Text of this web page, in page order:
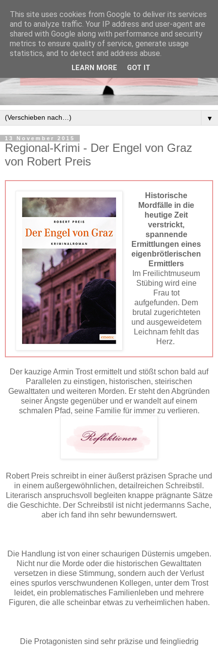
▼
13 November 2015
Regional-Krimi - Der Engel von Graz
von Robert Preis
Historische
Mordfälle in die
heutige Zeit
verstrickt,
spannende
Ermittlungen eines
eigenbrötlerischen
Ermittlers
Im Freilichtmuseum
Stübing wird eine
Frau tot
aufgefunden. Dem
brutal zugerichteten
und ausgeweidetem
Leichnam fehlt das
Herz.
Der kauzige Armin Trost ermittelt und stößt schon bald auf
Parallelen zu einstigen, historischen, steirischen
Gewalttaten und weiteren Morden. Er steht den Abgründen
seiner Ängste gegenüber und er wandelt auf einem
schmalen Pfad, seine Familie für immer zu verlieren.
Robert Preis schreibt in einer äußerst präzisen Sprache und
in einem außergewöhnlichen, detailreichen Schreibstil.
Literarisch anspruchsvoll begleiten knappe prägnante Sätze
die Geschichte. Der Schreibstil ist nicht jedermanns Sache,
aber ich fand ihn sehr bewundernswert.
Die Handlung ist von einer schaurigen Düsternis umgeben.
Nicht nur die Morde oder die historischen Gewalttaten
versetzen in diese Stimmung, sondern auch der Verlust
eines spurlos verschwundenen Kollegen, unter dem Trost
leidet, ein problematisches Familienleben und mehrere
Figuren, die alle scheinbar etwas zu verheimlichen haben.
Die Protagonisten sind sehr präzise und feingliedrig
This site uses cookies from Google to deliver its services
and to analyze traffic. Your IP address and user-agent are
shared with Google along with performance and security
metrics to ensure quality of service, generate usage
statistics, and to detect and address abuse.
LEARN MORE GOT IT